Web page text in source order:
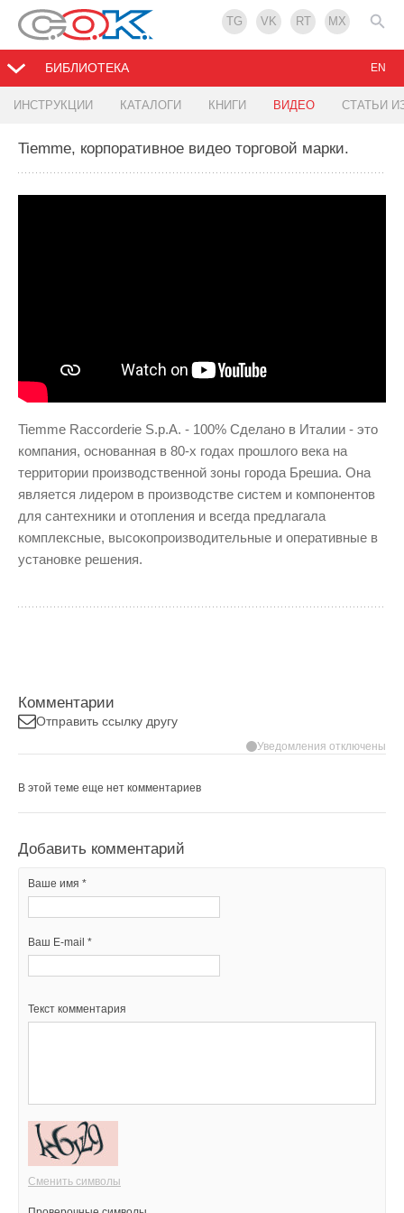
TG VK RT MX
БИБЛИОТЕКА
ИНСТРУКЦИИ КАТАЛОГИ КНИГИ ВИДЕО СТАТЬИ
EN
Tiemme, корпоративное видео торговой марки.
Tiemme Raccorderie S.p.A. - 100% Сделано в Италии - это
компания, основанная в 80-х годах прошлого века на
территории производственной зоны города Брешиа. Она
является лидером в производстве систем и компонентов
для сантехники и отопления и всегда предлагала
комплексные, высокопроизводительные и оперативные в
установке решения.
Комментарии
Отправить ссылку другу
Уведомления отключены
В этой теме еще нет комментариев
Добавить комментарий
Ваше имя *
Ваш E-mail *
Текст комментария
Сменить символы